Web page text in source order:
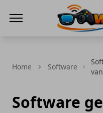
Home Software
Software